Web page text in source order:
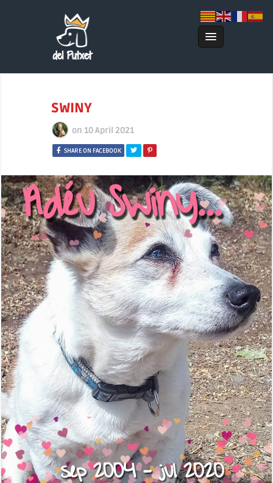
SWINY
on 10 April 2021
SHARE ON FACEBOOK